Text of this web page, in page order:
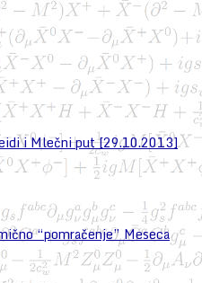
i Mlečni put [29.10.2013]
“pomračenje” Meseca